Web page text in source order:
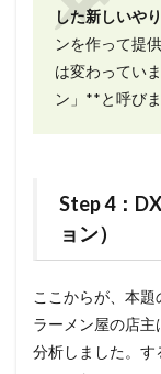
した新しいや
ンを作って提
は変わってい
ン」**と呼びま
Step 4：
ョン）
ここからが、本題
ラーメン屋の店
分析しました。